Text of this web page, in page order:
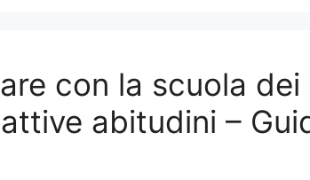
con la scuola
abitudini –